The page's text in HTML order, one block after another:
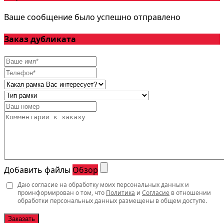
Ваше сообщение было успешно отправлено
Заказ дубликата
Добавить файлы Обзор
Даю согласие на обработку моих персональных данных и
проинформирован о том, что Политика и Согласие в отношении
обработки персональных данных размещены в общем доступе.
Заказать